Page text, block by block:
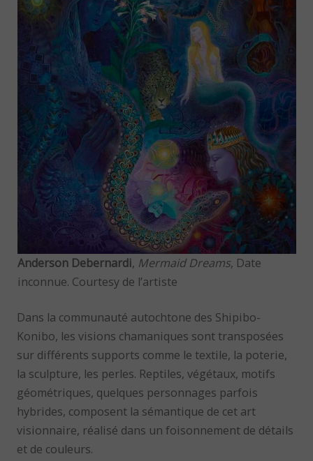
Anderson Debernardi, Mermaid Dreams, Date
inconnue. Courtesy de l’artiste
Dans la communauté autochtone des Shipibo-
Konibo, les visions chamaniques sont transposées
sur différents supports comme le textile, la poterie,
la sculpture, les perles. Reptiles, végétaux, motifs
géométriques, quelques personnages parfois
hybrides, composent la sémantique de cet art
visionnaire, réalisé dans un foisonnement de détails
et de couleurs.